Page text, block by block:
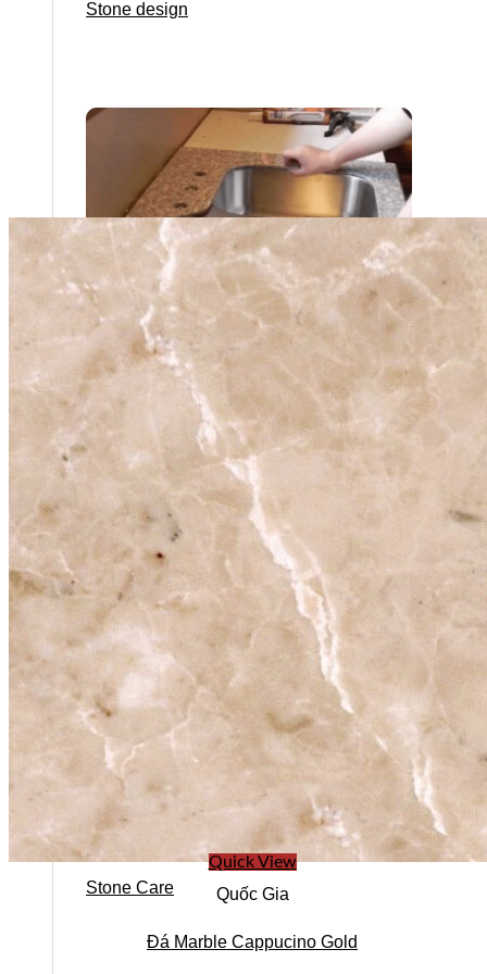
Stone design
Stone Construction
Stone Care
Quick View
Quốc Gia
Đá Marble Cappucino Gold